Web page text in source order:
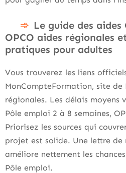
Le guide des aides
OPCO aides régionales
pratiques pour adultes
Vous trouverez les liens
MonCompteFormation, site de
régionales. Les délais moyens
Pôle emploi 2 à 8 semaines,
Priorisez les sources qui
projet est solide. Une lettre
améliore nettement les
Pôle emploi.